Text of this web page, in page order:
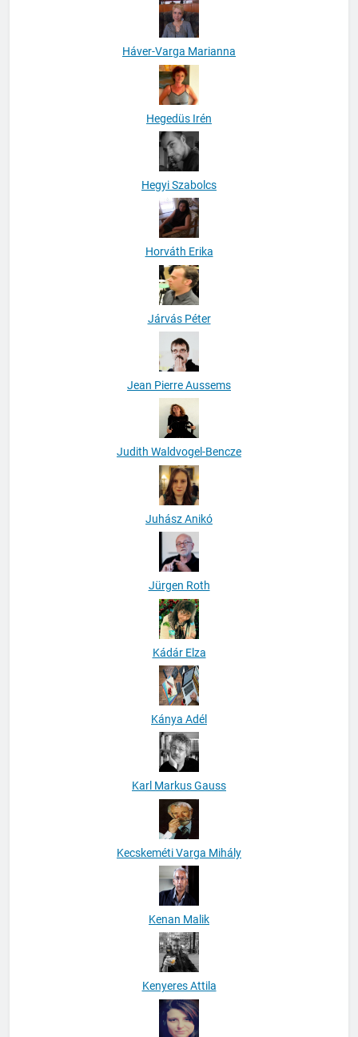
Háver-Varga Marianna
Hegedüs Irén
Hegyi Szabolcs
Horváth Erika
Járvás Péter
Jean Pierre Aussems
Judith Waldvogel-Bencze
Juhász Anikó
Jürgen Roth
Kádár Elza
Kánya Adél
Karl Markus Gauss
Kecskeméti Varga Mihály
Kenan Malik
Kenyeres Attila